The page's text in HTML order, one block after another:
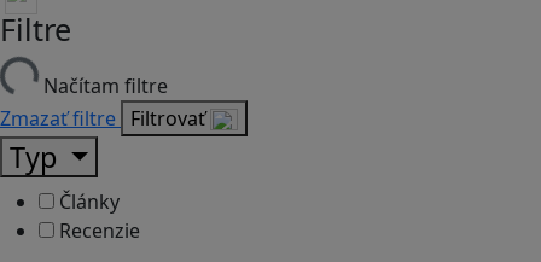
Filtre
Načítam filtre
Zmazať filtre Filtrovať
Typ
Články
Recenzie